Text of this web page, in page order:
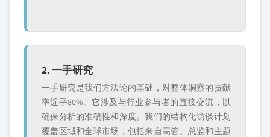
2. 一手研究
一手研究是我们方法论的基础，对整体洞察的贡献
率近乎80%。它涉及与行业参与者的直接交流，以
确保分析的准确性和深度。我们的结构化访谈计划
覆盖区域和全球市场，包括来自高管、总监和主题